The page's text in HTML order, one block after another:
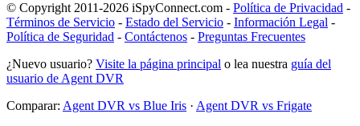
© Copyright 2011-2026 iSpyConnect.com - Política de Privacidad -
Términos de Servicio - Estado del Servicio - Información Legal -
Política de Seguridad - Contáctenos - Preguntas Frecuentes
¿Nuevo usuario? Visite la página principal o lea nuestra guía del
usuario de Agent DVR
Comparar: Agent DVR vs Blue Iris · Agent DVR vs Frigate